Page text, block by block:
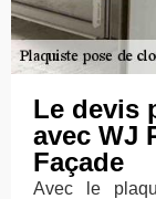
Le devis
avec WJ
Façade
Avec le